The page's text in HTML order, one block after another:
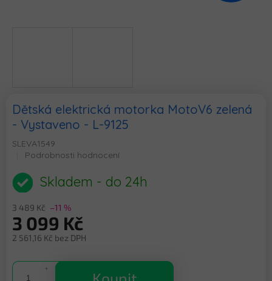
Dětská elektrická motorka MotoV6 zelená
- Vystaveno - L-9125
SLEVA1549
Průměrné
produktu
je
z
5
hvězdiček.
Podrobnosti hodnocení
Skladem - do 24h
3 489 Kč –11 %
3 099 Kč
2 561,16 Kč bez DPH
cena: